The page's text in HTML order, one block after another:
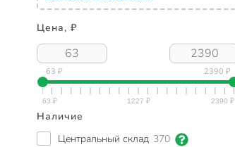
Цена, ₽
63 ₽ 2390 ₽
Наличие
Центральный склад 370